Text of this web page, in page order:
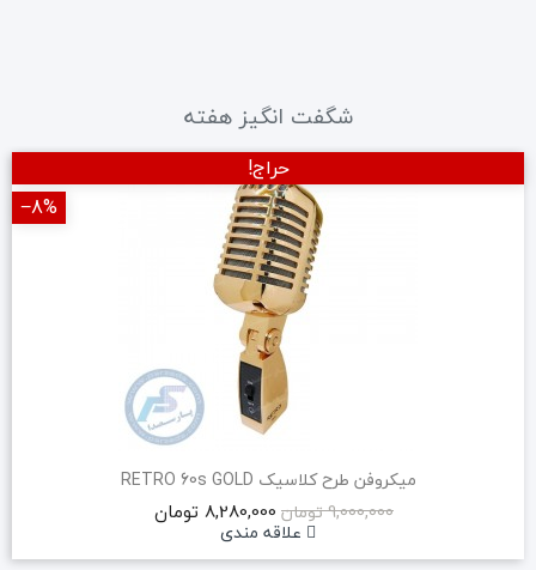
شگفت انگیز هفته
میکروفن طرح کلاسیک RETRO 60s GOLD
9,000,000 تومان
8,280,000 تومان
علاقه مندی
حراج!
‎−8%